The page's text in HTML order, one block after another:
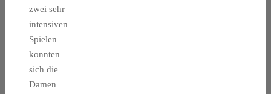
zwei sehr
intensiven
Spielen
konnten
sich die
Damen